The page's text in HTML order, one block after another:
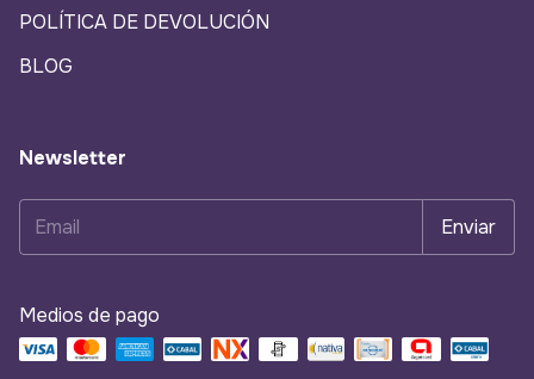
POLÍTICA DE DEVOLUCIÓN
BLOG
Newsletter
Medios de pago